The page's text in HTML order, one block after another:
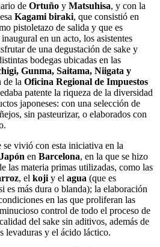
de Ortuño y Matsuhisa, y con la
Kagami biraki, que consistió en
pistoletazo de salida y que es
en un acto, los asistentes
de una degustación de sake y
bodegas ubicadas en las
Gunma, Saitama, Niigata y
de la Oficina Regional de Impuestos
patente la riqueza de la diversidad
japoneses: con una selección de
sin pasteurizar, o elaborados con
se vivió con esta iniciativa en la
en Barcelona, en la que se hizo
las materia primas utilizadas, como las
, el koji y el agua (que es
es más dura o blanda); la elaboración
en las que proliferan las
control de todo el proceso de
del sake sin aditivos, además de
levaduras y el ácido láctico.